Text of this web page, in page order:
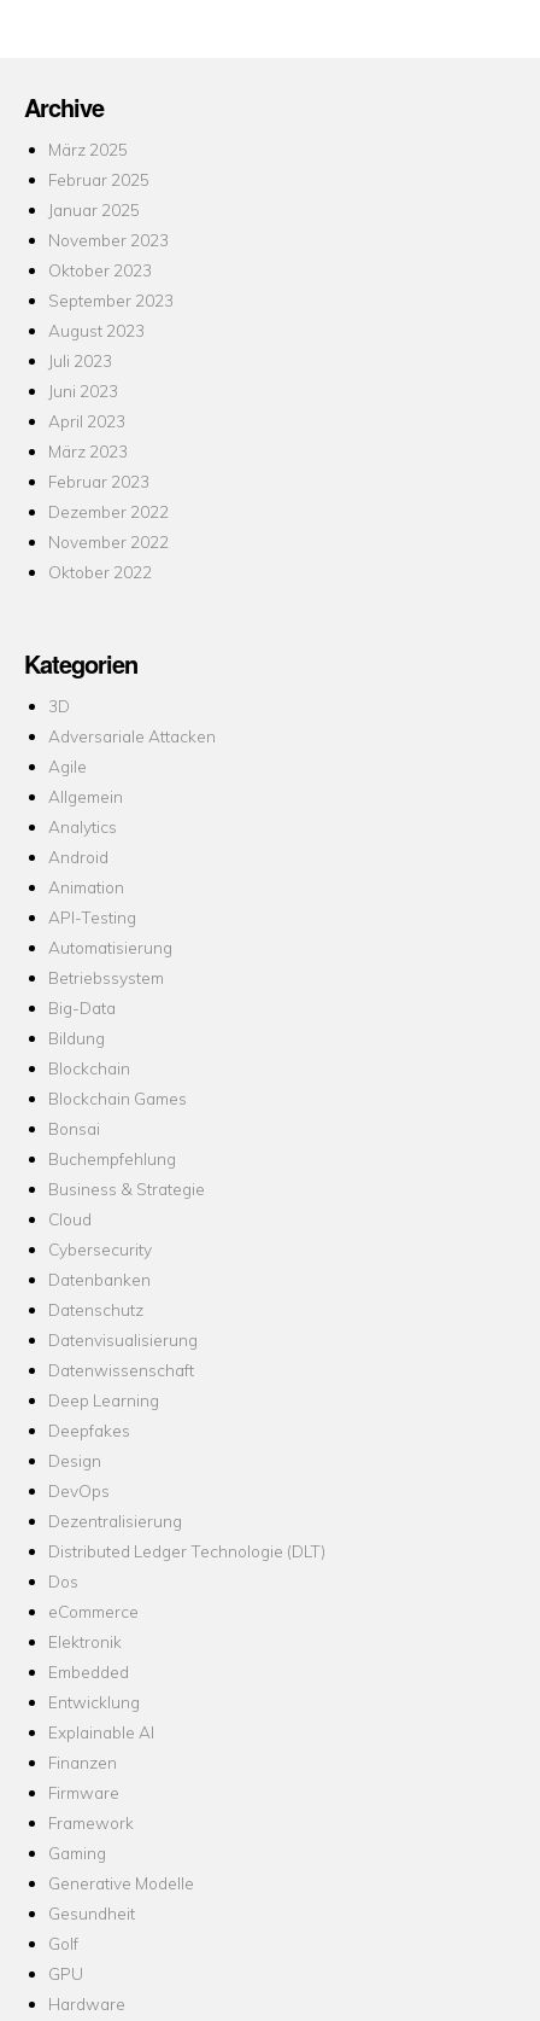
Archive
März 2025
Februar 2025
Januar 2025
November 2023
Oktober 2023
September 2023
August 2023
Juli 2023
Juni 2023
April 2023
März 2023
Februar 2023
Dezember 2022
November 2022
Oktober 2022
Kategorien
3D
Adversariale Attacken
Agile
Allgemein
Analytics
Android
Animation
API-Testing
Automatisierung
Betriebssystem
Big-Data
Bildung
Blockchain
Blockchain Games
Bonsai
Buchempfehlung
Business & Strategie
Cloud
Cybersecurity
Datenbanken
Datenschutz
Datenvisualisierung
Datenwissenschaft
Deep Learning
Deepfakes
Design
DevOps
Dezentralisierung
Distributed Ledger Technologie (DLT)
Dos
eCommerce
Elektronik
Embedded
Entwicklung
Explainable AI
Finanzen
Firmware
Framework
Gaming
Generative Modelle
Gesundheit
Golf
GPU
Hardware